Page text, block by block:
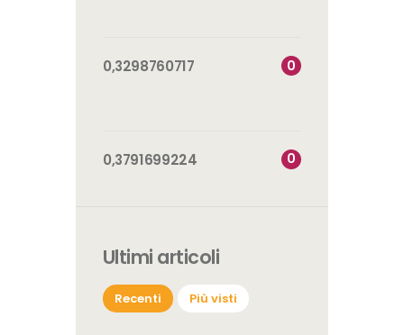
0,3298760717 0
0,3791699224 0
Ultimi articoli
Recenti Più visti